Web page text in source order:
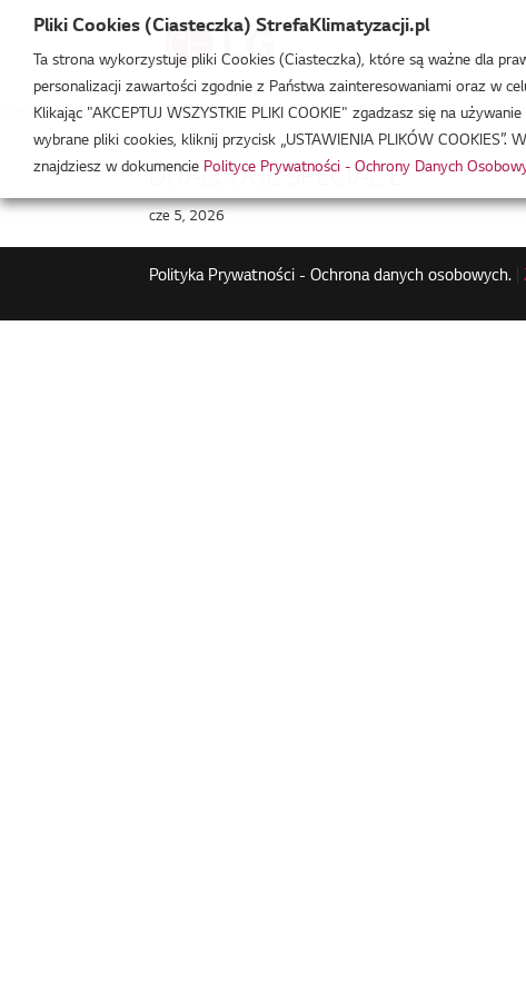
Strefa Klimatyzacji /EZ12CYN.CSJ1
DUALCOOL SPECIAL E
cze 5, 2026
Polityka Prywatności - Ochrona danych osobowych. |
Pliki Cookies (Ciasteczka) StrefaKlimatyzacji.pl
Ta strona wykorzystuje pliki Cookies (Ciasteczka), które są ważne dla
personalizacji zawartości zgodnie z Państwa zainteresowaniami oraz w
Klikając "AKCEPTUJ WSZYSTKIE PLIKI COOKIE" zgadzasz się na
wybrane pliki cookies, kliknij przycisk „USTAWIENIA PLIKÓW
znajdziesz w dokumencie Polityce Prywatności - Ochrony Danych